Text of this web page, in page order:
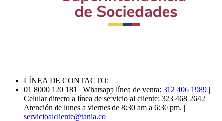
LÍNEA DE CONTACTO:
01 8000 120 181 | Whatsapp línea de venta: 312 406 1989 |
Celular directo a línea de servicio al cliente: 323 468 2642 |
Atención de lunes a viernes de 8:30 am a 6:30 pm. |
servicioalcliente@tania.co